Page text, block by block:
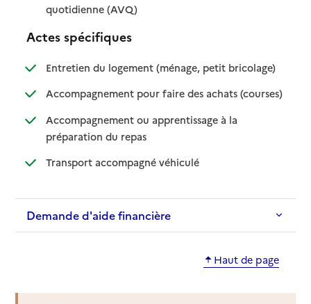
quotidienne (AVQ): disponible
: non disponible
Actes spécifiques
Entretien du logement (ménage, petit bricolage): disponible
: non
Accompagnement pour faire des achats (courses)
:
: non
Accompagnement ou apprentissage à la
préparation du repas: disponible
: non disponible
Transport accompagné véhiculé: disponible
: non disponible
Demande d'aide financière
Haut de page